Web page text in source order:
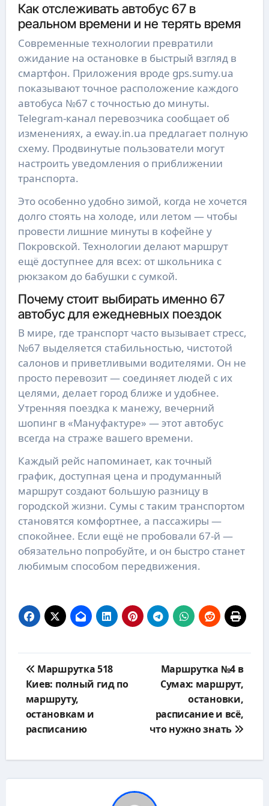
Как отслеживать автобус 67 в
реальном времени и не терять время
Современные технологии превратили
ожидание на остановке в быстрый взгляд в
смартфон. Приложения вроде gps.sumy.ua
показывают точное расположение каждого
автобуса №67 с точностью до минуты.
Telegram-канал перевозчика сообщает об
изменениях, а eway.in.ua предлагает полную
схему. Продвинутые пользователи могут
настроить уведомления о приближении
транспорта.
Это особенно удобно зимой, когда не хочется
долго стоять на холоде, или летом — чтобы
провести лишние минуты в кофейне у
Покровской. Технологии делают маршрут
ещё доступнее для всех: от школьника с
рюкзаком до бабушки с сумкой.
Почему стоит выбирать именно 67
автобус для ежедневных поездок
В мире, где транспорт часто вызывает стресс,
№67 выделяется стабильностью, чистотой
салонов и приветливыми водителями. Он не
просто перевозит — соединяет людей с их
целями, делает город ближе и удобнее.
Утренняя поездка к манежу, вечерний
шопинг в «Мануфактуре» — этот автобус
всегда на страже вашего времени.
Каждый рейс напоминает, как точный
график, доступная цена и продуманный
маршрут создают большую разницу в
городской жизни. Сумы с таким транспортом
становятся комфортнее, а пассажиры —
спокойнее. Если ещё не пробовали 67-й —
обязательно попробуйте, и он быстро станет
любимым способом передвижения.
по
записям
Маршрутка 518
Киев: полный гид по
маршруту,
остановкам и
расписанию
Маршрутка №4 в
Сумах: маршрут,
остановки,
расписание и всё,
что нужно знать